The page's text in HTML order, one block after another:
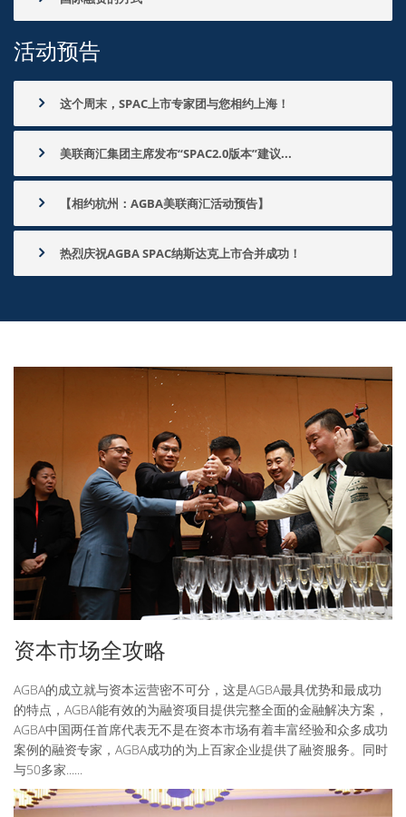
活动预告
这个周末，SPAC上市专家团与您相约上海！
美联商汇集团主席发布“SPAC2.0版本”建议...
【相约杭州：AGBA美联商汇活动预告】
热烈庆祝AGBA SPAC纳斯达克上市合并成功！
资本市场全攻略
AGBA的成立就与资本运营密不可分，这是AGBA最具优势和最成功
的特点，AGBA能有效的为融资项目提供完整全面的金融解决方案，
AGBA中国两任首席代表无不是在资本市场有着丰富经验和众多成功
案例的融资专家，AGBA成功的为上百家企业提供了融资服务。同时
与50多家......